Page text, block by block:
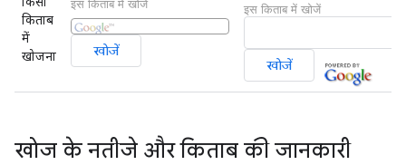
किताब
में
खोजना
इस किताब में खोजें इस किताब में खोजें
खोज के नतीजे और किताब की जानकारी